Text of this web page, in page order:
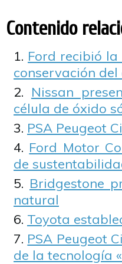
Contenido
Ford recibió
conservación del
Nissan
célula de óxido
PSA Peugeot
Ford Motor
de
Bridgestone
natural
Toyota
PSA Peugeot
de la tecnología